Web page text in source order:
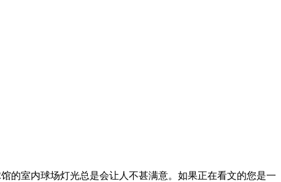
的室内球场灯光总是会让人不甚满意。如果正在看文的您是一